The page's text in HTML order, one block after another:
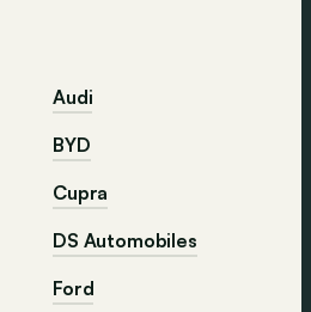
Audi
BYD
Cupra
DS Automobiles
Ford